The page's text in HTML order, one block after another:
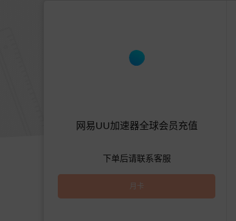
网易UU加速器全球会员充值
下单后请联系客服
月卡